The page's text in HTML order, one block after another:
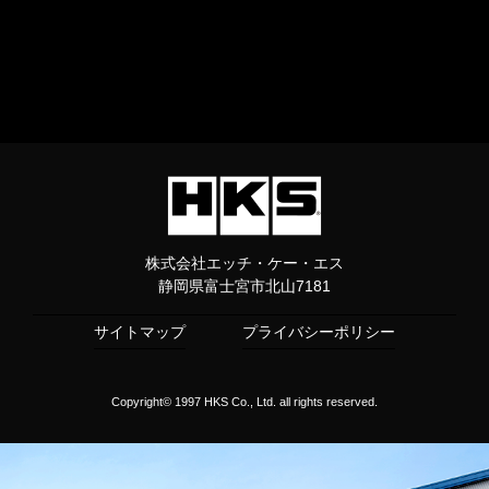
株式会社エッチ・ケー・エス
静岡県富士宮市北山7181
サイトマップ プライバシーポリシー
Copyright© 1997 HKS Co., Ltd. all rights reserved.